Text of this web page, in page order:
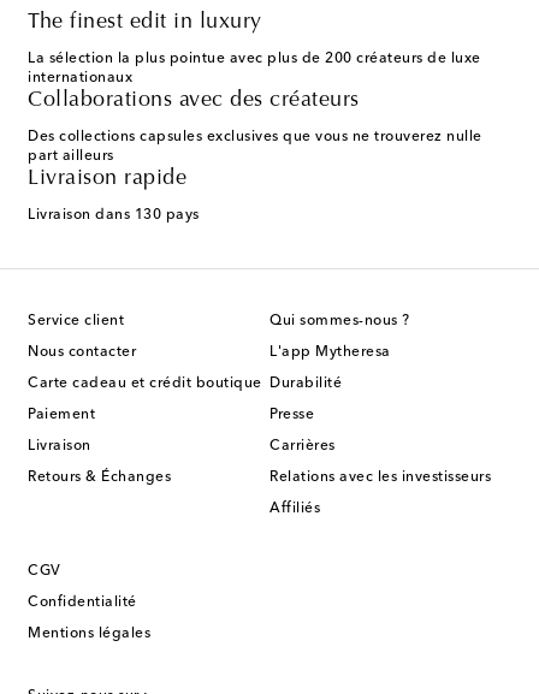
The finest edit in luxury
La sélection la plus pointue avec plus de 200 créateurs de luxe
internationaux
Collaborations avec des créateurs
Des collections capsules exclusives que vous ne trouverez nulle
part ailleurs
Livraison rapide
Livraison dans 130 pays
Service client
Nous contacter
Carte cadeau et crédit boutique
Paiement
Livraison
Retours & Échanges
Qui sommes-nous ?
L'app Mytheresa
Durabilité
Presse
Carrières
Relations avec les investisseurs
Affiliés
CGV
Confidentialité
Mentions légales